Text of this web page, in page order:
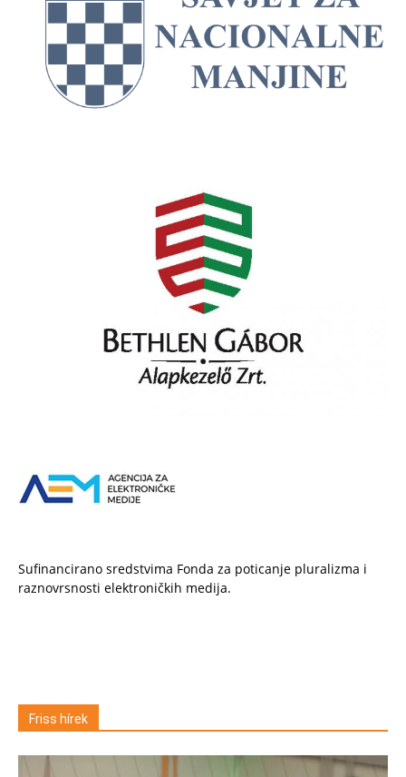
Sufinancirano sredstvima Fonda za poticanje pluralizma i
raznovrsnosti elektroničkih medija.
Friss hírek